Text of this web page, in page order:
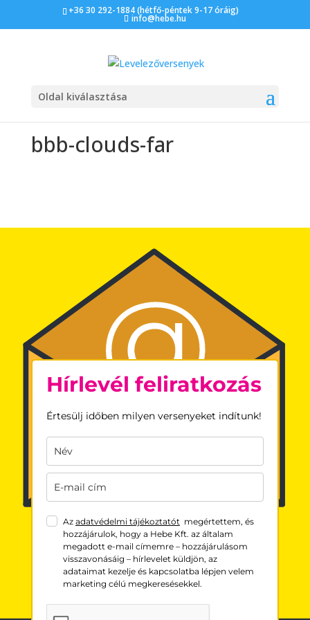
+36 30 292-1884 (hétfő-péntek 9-17 óráig)
info@hebe.hu
Oldal kiválasztása
bbb-clouds-far
Hírlevél feliratkozás
Értesülj időben milyen versenyeket indítunk!
Az adatvédelmi tájékoztatótmegértettem, és
hozzájárulok, hogy a Hebe Kft. az általam
megadott e-mail címemre – hozzájárulásom
visszavonásáig – hírlevelet küldjön, az
adataimat kezelje és kapcsolatba lépjen velem
marketing célú megkeresésekkel.